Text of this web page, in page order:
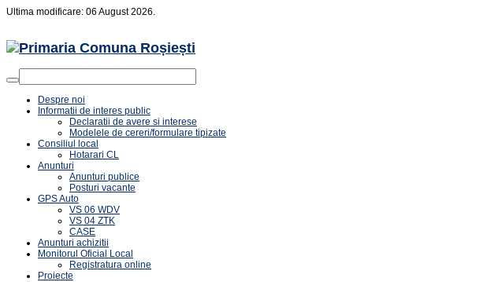
Ultima modificare: 06 August 2026.
Despre noi
Informatii de interes public
Declaratii de avere si interese
Modelele de cereri/formulare tipizate
Consiliul local
Hotarari CL
Anunturi
Anunturi publice
Posturi vacante
GPS Auto
VS 06 WDV
VS 04 ZTK
CASE
Anunturi achizitii
Monitorul Oficial Local
Registratura online
Proiecte